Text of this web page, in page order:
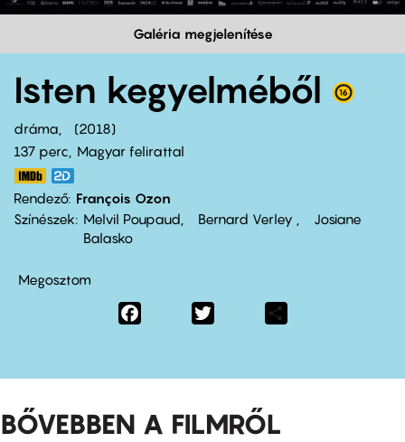
Galéria megjelenítése
Isten kegyelméből
dráma
2018
137 perc,
Magyar felirattal
Rendező François Ozon
Színészek
Melvil Poupaud Bernard Verley
Josiane
Balasko
Megosztom
Facebook
BŐVEBBEN A FILMRŐL